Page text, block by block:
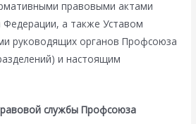
правовыми актами
Федерации, а также Уставом
руководящих органов Профсоюза
и настоящим
службы Профсоюза